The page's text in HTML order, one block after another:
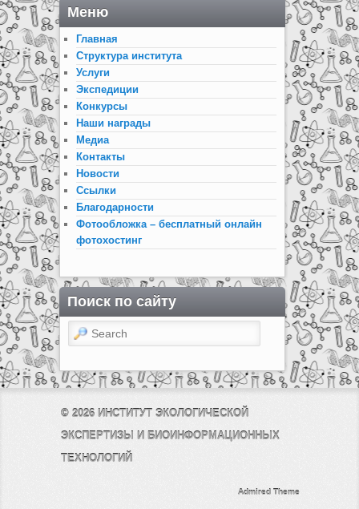
Меню
Главная
Структура института
Услуги
Экспедиции
Конкурсы
Наши награды
Медиа
Контакты
Новости
Ссылки
Благодарности
Фотообложка – бесплатный онлайн
фотохостинг
Поиск по сайту
Search
© 2026 ИНСТИТУТ ЭКОЛОГИЧЕСКОЙ
ЭКСПЕРТИЗЫ И БИОИНФОРМАЦИОННЫХ
ТЕХНОЛОГИЙ
Admired Theme